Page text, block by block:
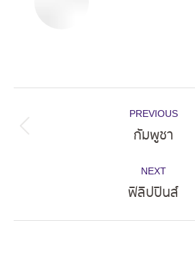
navigation
PREVIOUS
Previous
กัมพูชา
NEXT
Next
ฟิลิปปินส์